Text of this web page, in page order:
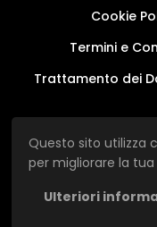
Questo sito utilizza
per migliorare la tua
Ulteriori
Cookie
Termini e
Trattamento dei
Questo sito non
giornalistica in quanto
alcuna periodicità.